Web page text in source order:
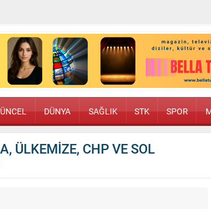
DÜNYA SAĞLIK STK SPOR
ÜLKEMİZE, CHP VE SOL